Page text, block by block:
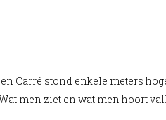
Carré stond enkele meters
men ziet en wat men hoort